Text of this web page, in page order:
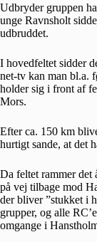
Udbryder gruppen
unge Ravnsholt
udbruddet.
I hovedfeltet sidder
net-tv kan man bl.a.
holder sig i front af
Mors.
Efter ca. 150 km
hurtigt sande, at det
Da feltet rammer det
på vej tilbage mod
der bliver ”stukket i
grupper, og alle
omgange i